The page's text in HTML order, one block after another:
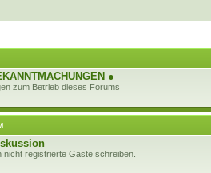
●
zum Betrieb dieses Forums
nicht registrierte Gäste schreiben.